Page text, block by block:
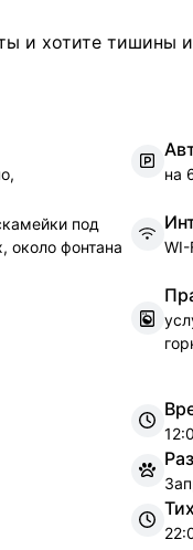
и хотите тишины
А
на
под
около фонтана
И
WI-
П